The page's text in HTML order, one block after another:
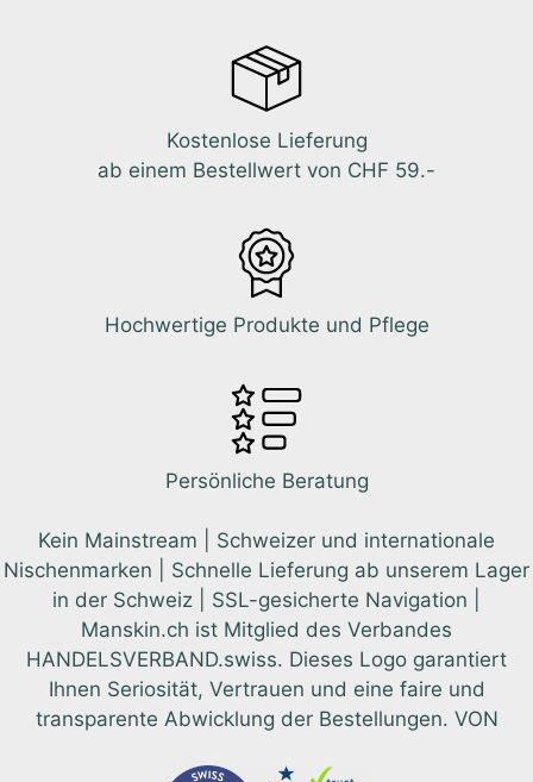
Kostenlose Lieferung
ab einem Bestellwert von CHF 59.-
Hochwertige Produkte und Pflege
Persönliche Beratung
Kein Mainstream | Schweizer und internationale
Nischenmarken | Schnelle Lieferung ab unserem Lager
in der Schweiz | SSL-gesicherte Navigation |
Manskin.ch ist Mitglied des Verbandes
HANDELSVERBAND.swiss. Dieses Logo garantiert
Ihnen Seriosität, Vertrauen und eine faire und
transparente Abwicklung der Bestellungen. VON